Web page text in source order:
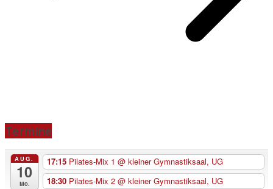
Termine
AUG.
10
Mo.
17:15 Pilates-Mix 1 @ kleiner Gymnastiksaal, UG
18:30 Pilates-Mix 2 @ kleiner Gymnastiksaal, UG